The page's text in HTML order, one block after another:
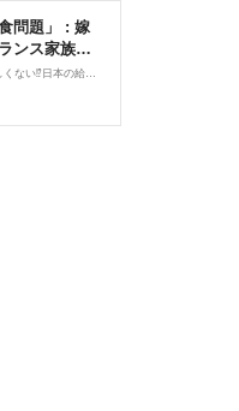
問題」 : 嫁
ンス家族
ブログ
小学生がおかわり禁止って…厳しくない⁉︎日本の給食ほんと美味しいもんねぇ↓ しかもこういうのって、てっきり人口自体が少なくなってきた地域の問題だと思っていたのですが、この子の住んでる場所は結構人の多いイメージがある地方都市だったので余計にびっくりでした。…